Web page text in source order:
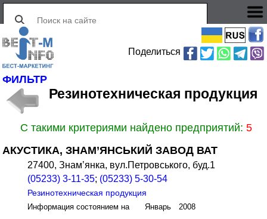
Поделиться
ФИЛЬТР
Резинотехническая продукция
С такими критериями найдено предприятий:5
АКУСТИКА, ЗНАМ’ЯНСЬКИЙ ЗАВОД ВАТ
27400, Знам’янка, вул.Петровського, буд.1
(05233) 3-11-35; (05233) 5-30-54
Резинотехническая продукция
Информация состоянием на Январь 2008